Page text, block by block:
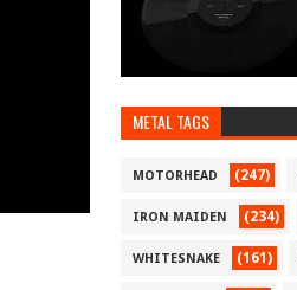
METAL TAGS
MOTORHEAD (247)
IRON MAIDEN (234)
WHITESNAKE (161)